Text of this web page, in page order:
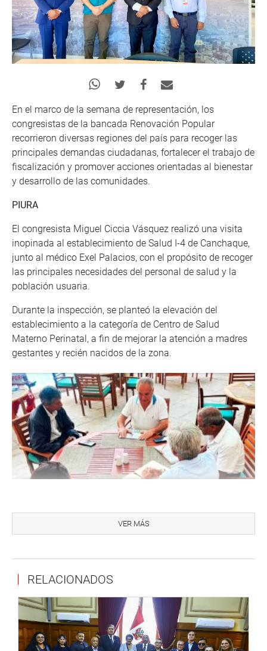
En el marco de la semana de representación, los
congresistas de la bancada Renovación Popular
recorrieron diversas regiones del país para recoger las
principales demandas ciudadanas, fortalecer el trabajo de
fiscalización y promover acciones orientadas al bienestar
y desarrollo de las comunidades.
PIURA
El congresista Miguel Ciccia Vásquez realizó una visita
inopinada al establecimiento de Salud I-4 de Canchaque,
junto al médico Exel Palacios, con el propósito de recoger
las principales necesidades del personal de salud y la
población usuaria.
Durante la inspección, se planteó la elevación del
establecimiento a la categoría de Centro de Salud
Materno Perinatal, a fin de mejorar la atención a madres
gestantes y recién nacidos de la zona.
representantes del Sindicato de Docentes de Educación
Superior Pedagógica (SIDESUP), encabezados por su
10997, que propone la categorización de los docentes de
“Reitero mi compromiso con la educación superior
pedagógica y con el reconocimiento del esfuerzo y la
labor de nuestros docentes en todo el país”, expresó
VER MÁS
RELACIONADOS